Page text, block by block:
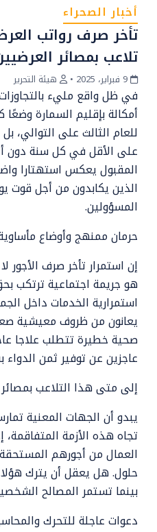
أخبار الصحراء
تأخر صرف رواتب
تلاعب بمصائر
• هيئة التحرير
في ظل واقع مليء
أمكالة بإقليم السمارة وضعًا
للعام الثالث على التوالي،
على الأقل في كل سنة دون
المقبول يعكس استهتارا
الذين يكابدون من أجل قوت
المسؤولين.
حرمان ممنهج وأوضاع
إن استمرار تأخر صرف
هو جريمة اجتماعية ترتكب
استمرارية الخدمات داخل
يعانون من ظروف معيشية
صحية خطيرة تتطلب علاجا
عاجزين عن توفير ثمن الدواء
إلى متى هذا التلاعب
يبدو أن الجهات المعنية
تجاه هذه الأزمة
العمال من أجورهم
حلول. هل يعقل أن يترك
بينما تستمر المصالح
دعوات عاجلة للتحرك